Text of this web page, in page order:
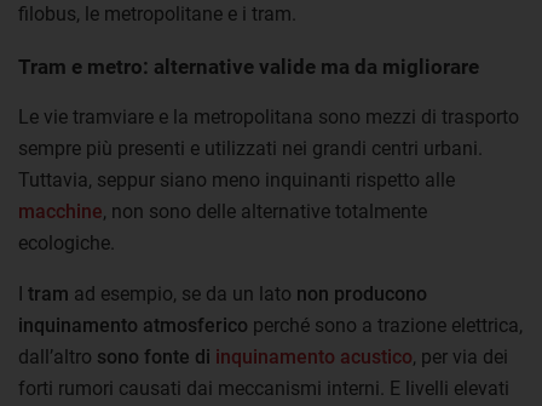
filobus, le metropolitane e i tram.
Tram e metro: alternative valide ma da migliorare
Le vie tramviare e la metropolitana sono mezzi di trasporto
sempre più presenti e utilizzati nei grandi centri urbani.
Tuttavia, seppur siano meno inquinanti rispetto alle
macchine, non sono delle alternative totalmente
ecologiche.
I tram ad esempio, se da un lato non producono
inquinamento atmosferico perché sono a trazione elettrica,
dall’altro sono fonte di inquinamento acustico, per via dei
forti rumori causati dai meccanismi interni. E livelli elevati